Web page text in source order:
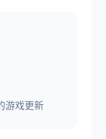
游戏更新